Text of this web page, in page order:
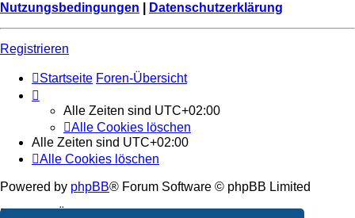
Nutzungsbedingungen
Datenschutzerklärung
Registrieren
Startseite Foren-Übersicht
Alle Zeiten sind UTC+02:00
Alle Cookies löschen
Alle Zeiten sind UTC+02:00
Alle Cookies löschen
Powered by phpBB® Forum Software © phpBB Limited
Deutsche Übersetzung durch